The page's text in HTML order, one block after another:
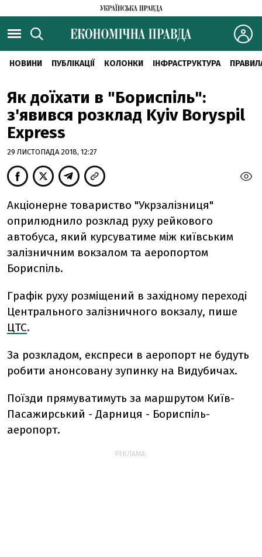
НОВИНИ ПУБЛІКАЦІЇ КОЛОНКИ ІНФРАСТРУКТУРА
Як доїхати в "Бориспіль":
з'явився розклад Kyiv Boryspil
Express
29 ЛИСТОПАДА 2018, 12:27
Акціонерне товариство "Укрзалізниця"
оприлюднило розклад руху рейкового
автобуса, який курсуватиме між київським
залізничним вокзалом та аеропортом
Бориспіль.
Графік руху розміщений в західному переході
Центрального залізничного вокзалу, пише
ЦТС.
За розкладом, експреси в аеропорт не будуть
робити анонсовану зупинку на Видубичах.
Поїзди прямуватимуть за маршрутом Київ-
Пасажирський - Дарниця - Бориспіль-
аеропорт.
РЕКЛАМА: